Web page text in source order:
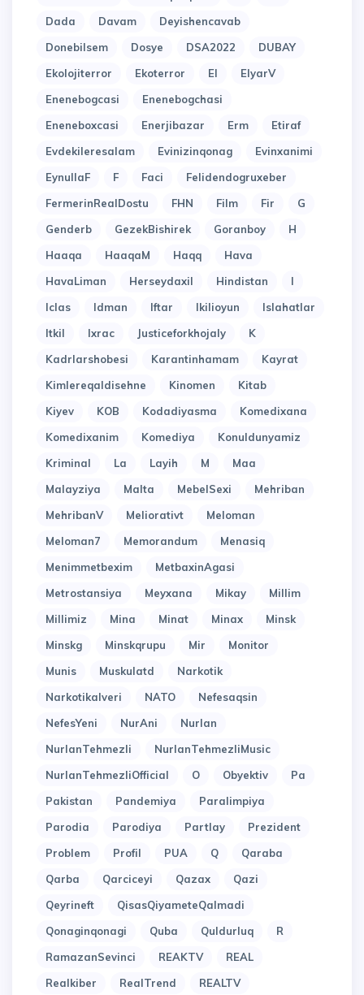
Dada
Davam
Deyishencavab
Donebilsem
Dosye DSA2022
DUBAY
Ekolojiterror
Ekoterror El
ElyarV
Enenebogcasi
Enenebogchasi
Eneneboxcasi
Enerjibazar Erm
Etiraf
Evdekileresalam
Evinizinqonag
Evinxanimi
EynullaF
F Faci
Felidendogruxeber
FermerinRealDostu
FHN Film Fir
G
Genderb
GezekBishirek Goranboy
H
Haaqa
HaaqaM Haqq
Hava
HavaLiman
Herseydaxil Hindistan
I
Iclas
Idman Iftar Ikilioyun
Islahatlar
Itkil
Ixrac Justiceforkhojaly
K
Kadrlarshobesi
Karantinhamam
Kayrat
Kimlereqaldisehne
Kinomen
Kitab
Kiyev
KOB Kodadiyasma
Komedixana
Komedixanim
Komediya
Konuldunyamiz
Kriminal
La Layih M
Maa
Malayziya
Malta MebelSexi
Mehriban
MehribanV
Meliorativt
Meloman
Meloman7
Memorandum
Menasiq
Menimmetbexim
MetbaxinAgasi
Metrostansiya
Meyxana Mikay
Millim
Millimiz
Mina Minat Minax
Minsk
Minskg
Minskqrupu Mir
Monitor
Munis
Muskulatd
Narkotik
Narkotikalveri
NATO
Nefesaqsin
NefesYeni
NurAni
Nurlan
NurlanTehmezli
NurlanTehmezliMusic
NurlanTehmezliOfficial
O Obyektiv
Pa
Pakistan
Pandemiya
Paralimpiya
Parodia
Parodiya Partlay
Prezident
Problem
Profil PUA Q
Qaraba
Qarba
Qarciceyi Qazax
Qazi
Qeyrineft
QisasQiyameteQalmadi
Qonaginqonagi
Quba Quldurluq
R
RamazanSevinci
REAKTV
REAL
Realkiber
RealTrend
REALTV